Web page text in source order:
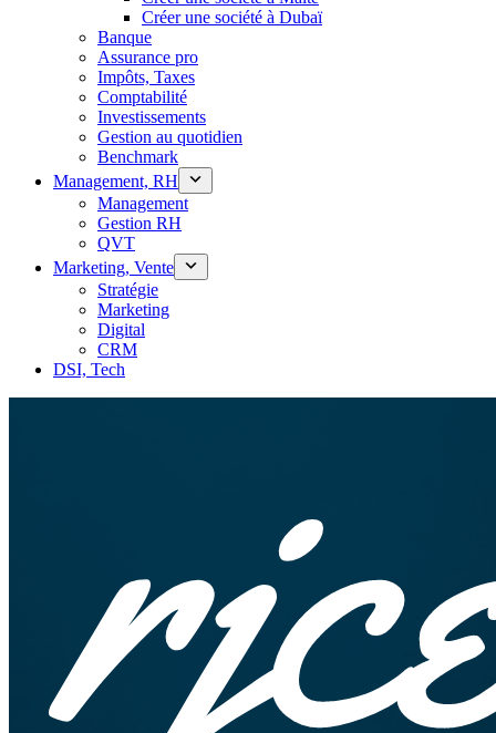
Créer une société à Dubaï
Banque
Assurance pro
Impôts, Taxes
Comptabilité
Investissements
Gestion au quotidien
Benchmark
Management, RH
Management
Gestion RH
QVT
Marketing, Vente
Stratégie
Marketing
Digital
CRM
DSI, Tech